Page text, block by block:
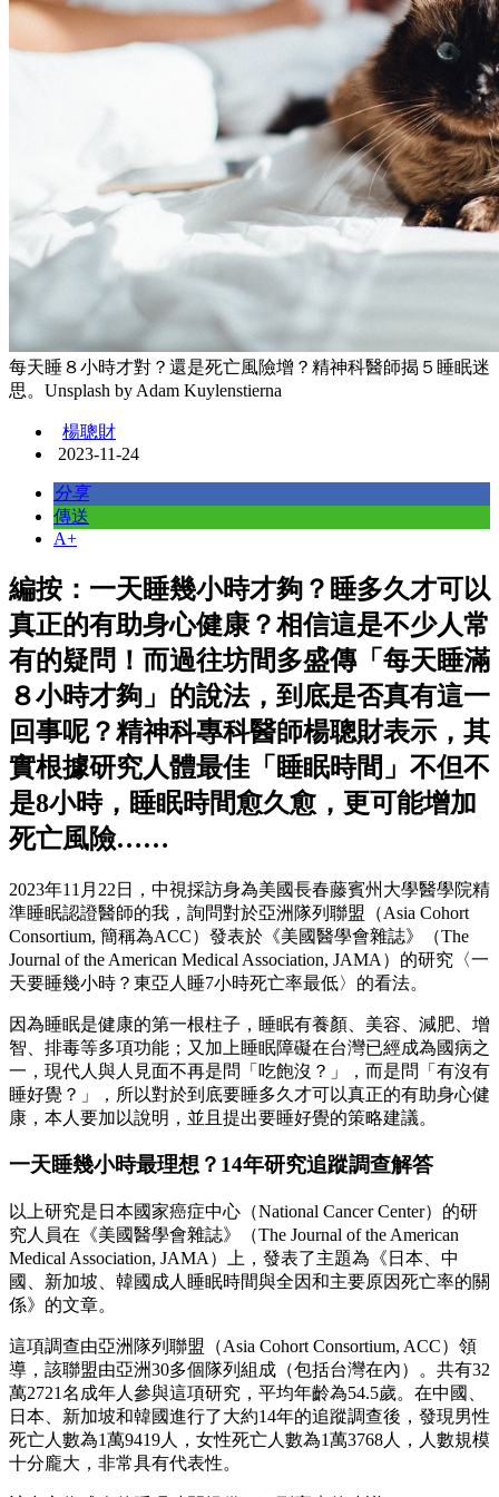
每天睡８小時才對？還是死亡風險增？精神科醫師揭５睡眠迷
思。Unsplash by Adam Kuylenstierna
楊聰財
2023-11-24
分享
傳送
A+
編按：一天睡幾小時才夠？睡多久才可以
真正的有助身心健康？相信這是不少人常
有的疑問！而過往坊間多盛傳「每天睡滿
８小時才夠」的說法，到底是否真有這一
回事呢？精神科專科醫師楊聰財表示，其
實根據研究人體最佳「睡眠時間」不但不
是8小時，睡眠時間愈久愈，更可能增加
死亡風險……
2023年11月22日，中視採訪身為美國長春藤賓州大學醫學院精
準睡眠認證醫師的我，詢問對於亞洲隊列聯盟（Asia Cohort
Consortium, 簡稱為ACC）發表於《美國醫學會雜誌》（The
Journal of the American Medical Association, JAMA）的研究〈一
天要睡幾小時？東亞人睡7小時死亡率最低〉的看法。
因為睡眠是健康的第一根柱子，睡眠有養顏、美容、減肥、增
智、排毒等多項功能；又加上睡眠障礙在台灣已經成為國病之
一，現代人與人見面不再是問「吃飽沒？」，而是問「有沒有
睡好覺？」，所以對於到底要睡多久才可以真正的有助身心健
康，本人要加以說明，並且提出要睡好覺的策略建議。
一天睡幾小時最理想？14年研究追蹤調查解答
以上研究是日本國家癌症中心（National Cancer Center）的研
究人員在《美國醫學會雜誌》（The Journal of the American
Medical Association, JAMA）上，發表了主題為《日本、中
國、新加坡、韓國成人睡眠時間與全因和主要原因死亡率的關
係》的文章。
這項調查由亞洲隊列聯盟（Asia Cohort Consortium, ACC）領
導，該聯盟由亞洲30多個隊列組成（包括台灣在內）。共有32
萬2721名成年人參與這項研究，平均年齡為54.5歲。在中國、
日本、新加坡和韓國進行了大約14年的追蹤調查後，發現男性
死亡人數為1萬9419人，女性死亡人數為1萬3768人，人數規模
十分龐大，非常具有代表性。